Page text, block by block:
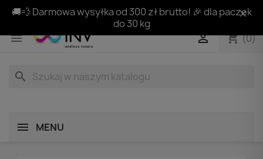
🚚💨 Darmowa wysyłka od 300 zł brutto! 🎉 dla paczek
do 30 kg
 shopping_cart(0)

search
MENU